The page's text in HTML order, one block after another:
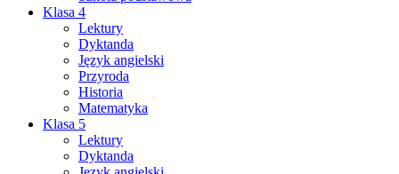
Klasa 4
Lektury
Dyktanda
Język angielski
Przyroda
Historia
Matematyka
Klasa 5
Lektury
Dyktanda